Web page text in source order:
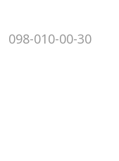
098-010-00-30